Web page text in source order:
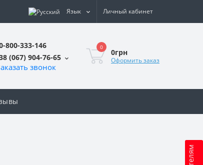
Язык Личный кабинет
800-333-146
(067) 904-76-65
звонок
0
0грн
Оформить заказ